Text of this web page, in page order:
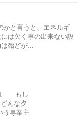
かと言うと、エネルギ
は欠く事の出来ない設
殆どが...
は もし
んな夕
専業主